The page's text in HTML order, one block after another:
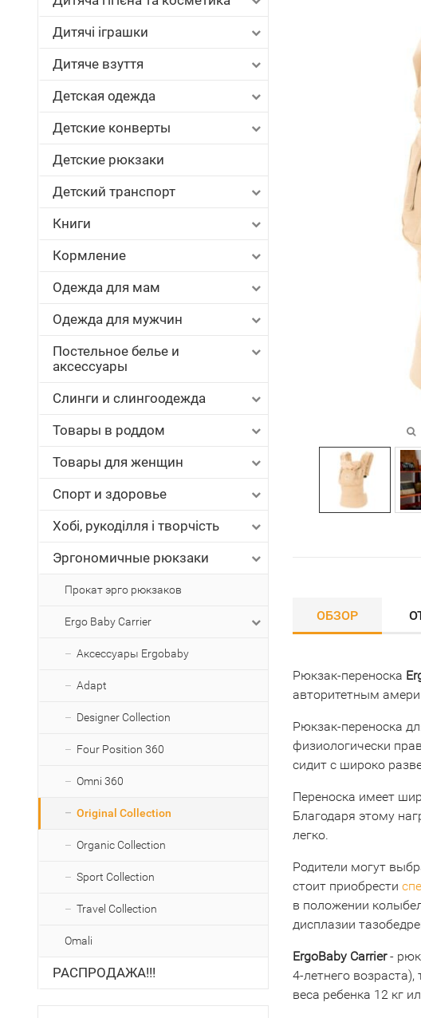
Дитячі іграшки
Дитяче взуття
Детская одежда
Детские конверты
Детские рюкзаки
Детский транспорт
Книги
Кормление
Одежда для мам
Одежда для мужчин
Постельное белье и
аксессуары
Слинги и слингоодежда
Товары в роддом
Товары для женщин
Спорт и здоровье
Хобі, рукоділля і творчість
Эргономичные рюкзаки
Прокат эрго рюкзаков
Ergo Baby Carrier
Аксессуары Ergobaby
Adapt
Designer Collection
Four Position 360
Omni 360
Original Collection
Organic Collection
Sport Collection
Travel Collection
Omali
РАСПРОДАЖА!!!
ОБЗОР
Рюкзак-переноска
авторитетным
Рюкзак-переноска
физиологически
сидит с широко
Переноска имеет
Благодаря этому
легко.
Родители могут
стоит приобрести
в положении
дисплазии
ErgoBaby Carrier-
4-летнего
веса ребенка 12 кг